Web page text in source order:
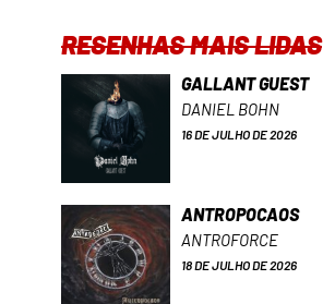
RESENHAS MAIS LIDAS
GALLANT GUEST
DANIEL BOHN
16 DE JULHO DE 2026
ANTROPOCAOS
ANTROFORCE
18 DE JULHO DE 2026